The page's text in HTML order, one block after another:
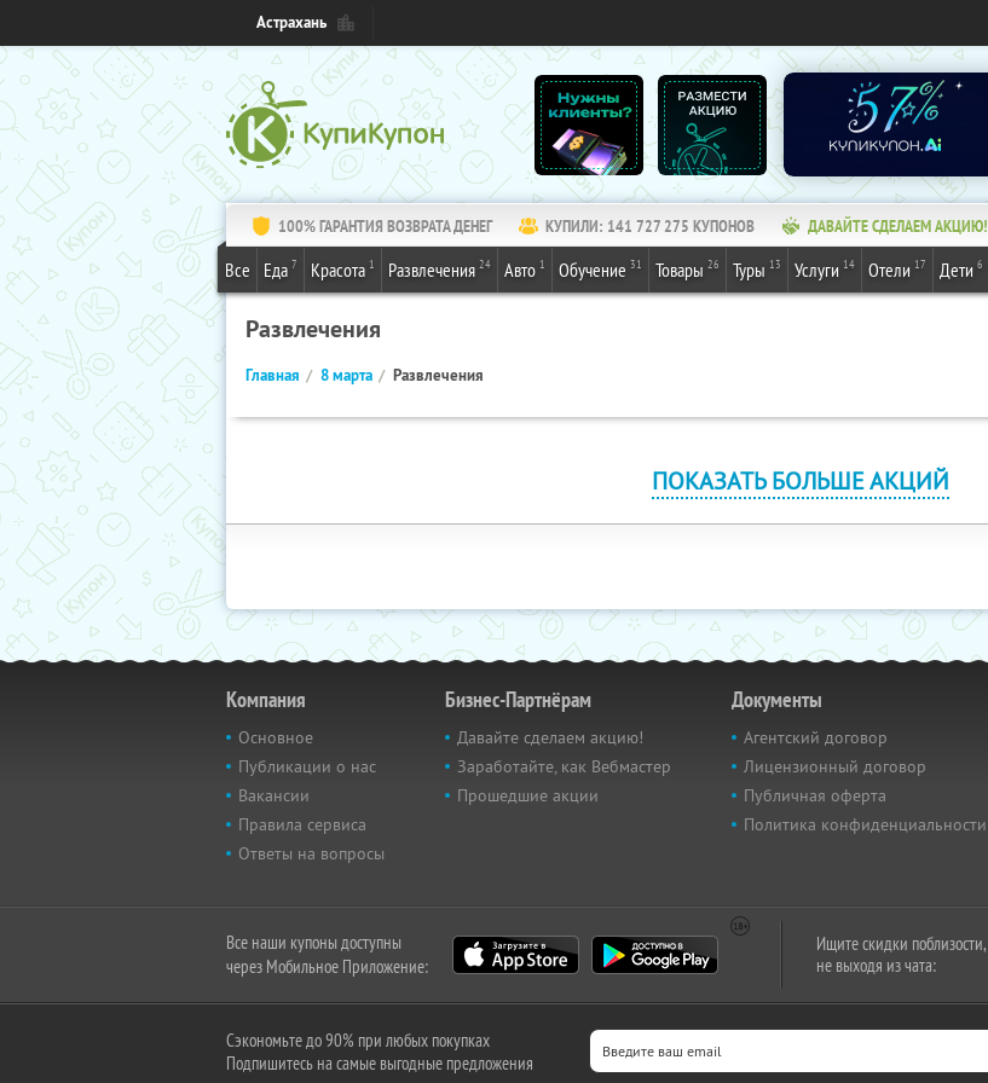
Астрахань
100% ГАРАНТИЯ ВОЗВРАТА ДЕНЕГ КУПИЛИ: 141 727 277 КУПОНОВ ДАВАЙТЕ СДЕЛАЕМ АКЦИЮ!
Все Еда 7 Красота 1 Развлечения 24 Авто 1 Обучение 31 Товары 26 Туры 13 Услуги 14 Отели 17 Дети 6
Развлечения
Главная 8 марта Развлечения
ПОКАЗАТЬ БОЛЬШЕ АКЦИЙ
Компания
Основное
Публикации о нас
Вакансии
Правила сервиса
Ответы на вопросы
Бизнес-Партнёрам
Давайте сделаем акцию!
Заработайте, как Вебмастер
Прошедшие акции
Документы
Агентский договор
Лицензионный договор
Публичная оферта
Политика конфиденциальности
Все наши купоны доступны
через Мобильное Приложение:
Ищите скидки поблизости,
не выходя из чата:
Сэкономьте до 90% при любых покупках
Подпишитесь на самые выгодные предложения